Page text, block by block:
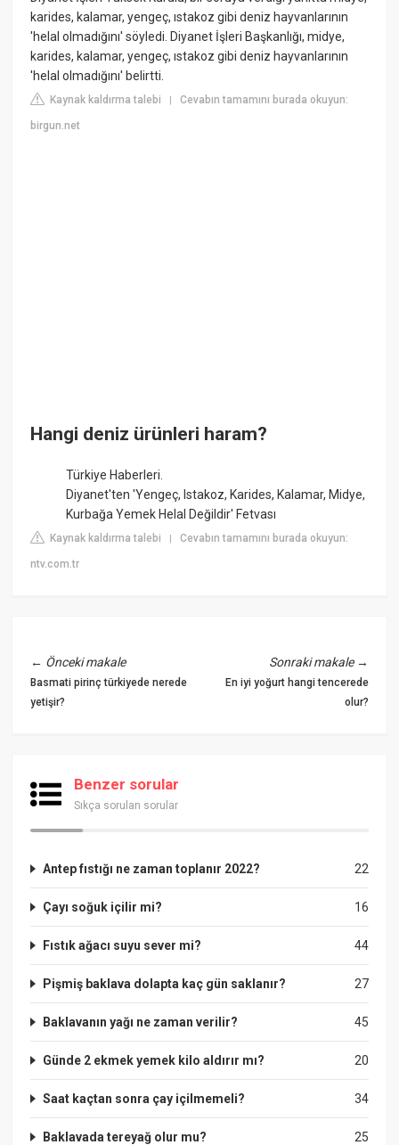
karides, kalamar, yengeç, ıstakoz gibi deniz hayvanlarının
'helal olmadığını' söyledi. Diyanet İşleri Başkanlığı, midye,
karides, kalamar, yengeç, ıstakoz gibi deniz hayvanlarının
'helal olmadığını' belirtti.
Kaynak kaldırma talebi |Cevabın tamamını burada okuyun:
birgun.net
Hangi deniz ürünleri haram?
Türkiye Haberleri.
Diyanet'ten 'Yengeç, Istakoz, Karides, Kalamar, Midye,
Kurbağa Yemek Helal Değildir' Fetvası
Kaynak kaldırma talebi |Cevabın tamamını burada okuyun:
ntv.com.tr
← Önceki makale
Basmati pirinç türkiyede nerede
yetişir?
Sonraki makale→
En iyi yoğurt hangi tencerede
olur?
Benzer sorular
Sıkça sorulan sorular
22
Antep fıstığı ne zaman toplanır 2022?
16
Çayı soğuk içilir mi?
44
Fıstık ağacı suyu sever mi?
27
Pişmiş baklava dolapta kaç gün saklanır?
45
Baklavanın yağı ne zaman verilir?
20
Günde 2 ekmek yemek kilo aldırır mı?
34
Saat kaçtan sonra çay içilmemeli?
25
Baklavada tereyağ olur mu?